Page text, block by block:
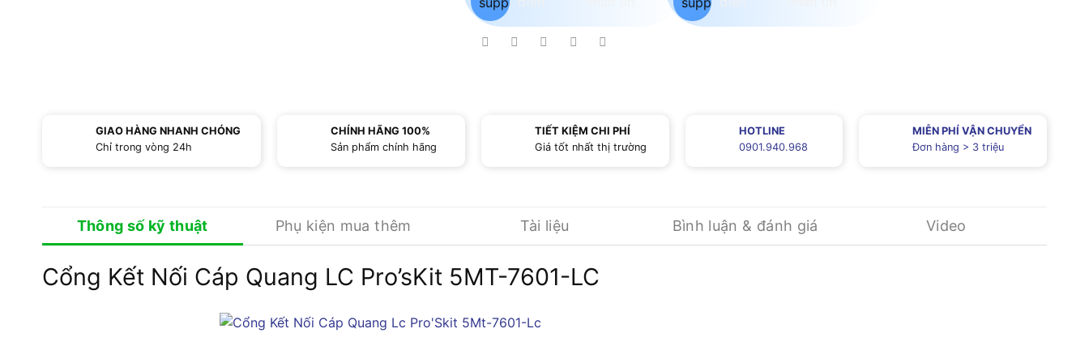
GIAO HÀNG NHANH CHÓNG
Chỉ trong vòng 24h
CHÍNH HÃNG 100%
Sản phẩm chính hãng
TIẾT KIỆM CHI PHÍ
Giá tốt nhất thị trường
HOTLINE
0901.940.968
MIỄN PHÍ VẬN CHUYỂN
Đơn hàng > 3 triệu
Thông số kỹ thuật Phụ kiện mua thêm Tài liệu Bình luận & đánh giá Video
Cổng Kết Nối Cáp Quang LC Pro’sKit 5MT-7601-LC